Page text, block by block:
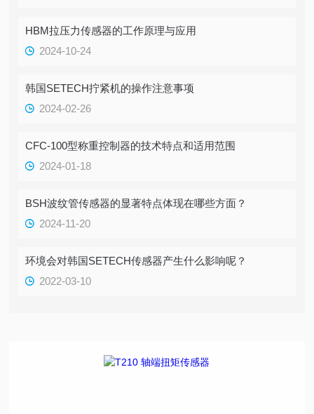
HBM拉压力传感器的工作原理与应用
2024-10-24
韩国SETECH拧紧机的操作注意事项
2024-02-26
CFC-100型称重控制器的技术特点和适用范围
2024-01-18
BSH波纹管传感器的显著特点体现在哪些方面？
2024-11-20
环境会对韩国SETECH传感器产生什么影响呢？
2022-03-10